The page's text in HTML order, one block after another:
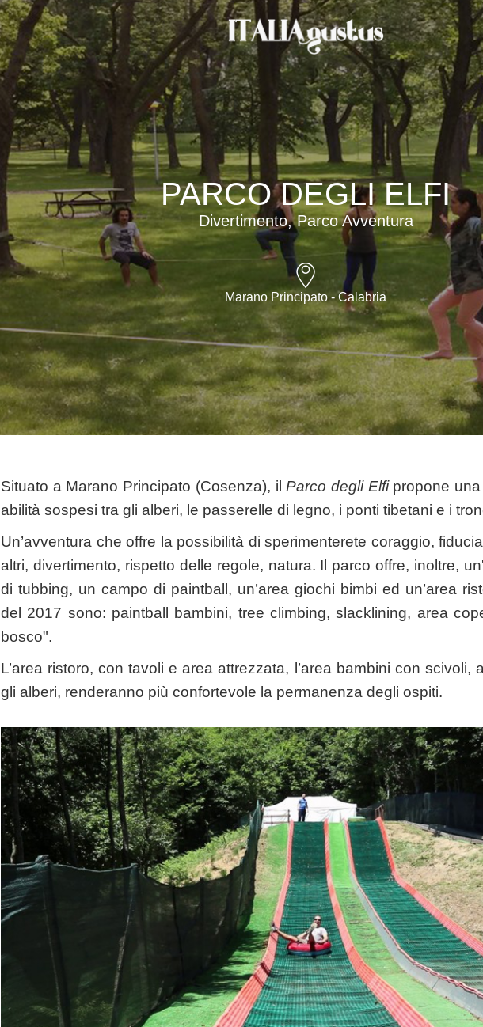
PARCO DEGLI ELFI
Divertimento, Parco Avventura
Marano Principato - Calabria
Situato a Marano Principato (Cosenza), ilParco degli Elfipropone una
abilità sospesi tra gli alberi, le passerelle di legno, i ponti tibetani e i
Un’avventura che offre la possibilità di sperimenterete coraggio,
altri, divertimento, rispetto delle regole, natura. Il parco offre, inoltre,
di tubbing, un campo di paintball, un’area giochi bimbi ed un’area
del 2017 sono: paintball bambini, tree climbing, slacklining, area
bosco".
L’area ristoro, con tavoli e area attrezzata, l’area bambini con scivoli,
gli alberi, renderanno più confortevole la permanenza degli ospiti.